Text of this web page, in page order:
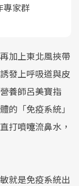
專家群
加上東北風挾帶
發上呼吸道與皮
養師呂美寶指
的「免疫系統」
打噴嚏流鼻水，
就是免疫系統出